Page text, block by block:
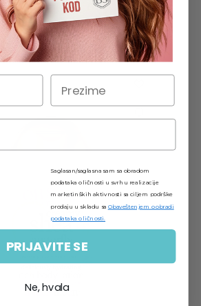
DODAJ U KORPU
Saglasan/saglasna sam sa obradom
podataka o ličnosti u svrhu realizacije
marketinških aktivnosti sa ciljem podrške
prodaju u skladu sa Obaveštenjem o obradi
podataka o ličnosti.
PRIJAVITE SE
Ne, hvala